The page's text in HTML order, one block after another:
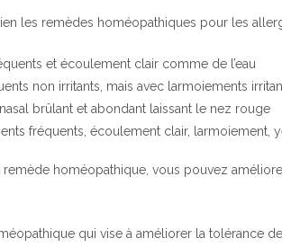
les remèdes homéopathiques pour les
et écoulement clair comme de l’eau
non irritants, mais avec larmoiements
brûlant et abondant laissant le nez rouge
fréquents, écoulement clair, larmoiement,
homéopathique, vous pouvez
qui vise à améliorer la tolérance